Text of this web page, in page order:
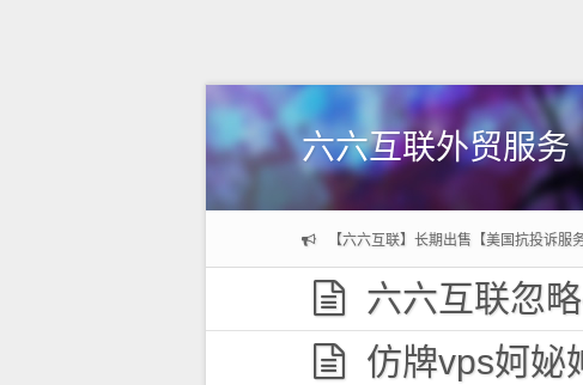
六六互联外贸服务
【六六互联】长期出售【美国抗投诉服
六六互联忽
仿牌vps妸妼妽美国